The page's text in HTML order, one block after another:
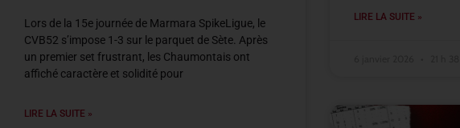
Lors de la 15e journée de Marmara SpikeLigue, le
CVB52 s’impose 1-3 sur le parquet de Sète. Après
un premier set frustrant, les Chaumontais ont
affiché caractère et solidité pour
LIRE LA SUITE »
LIRE LA SUITE »